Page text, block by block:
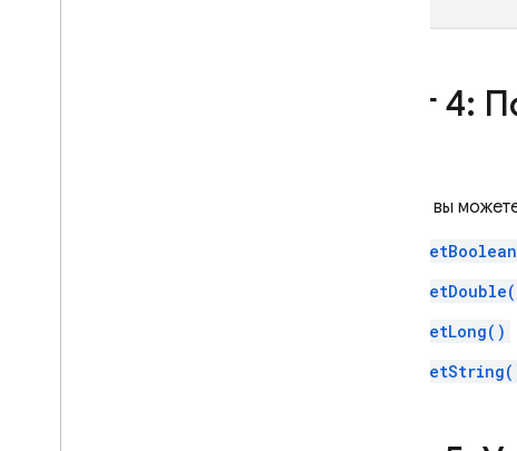
Шаг 4:
Теперь вы
getLong()